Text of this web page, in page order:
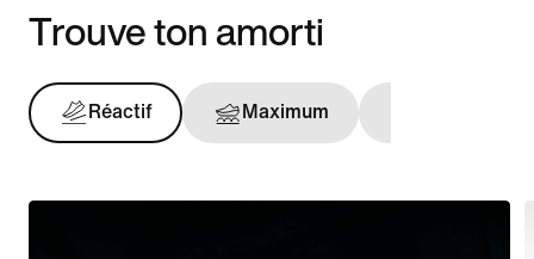
Trouve ton amorti
Réactif Maximum